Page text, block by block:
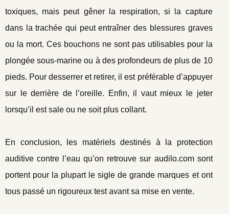
toxiques, mais peut gêner la respiration, si la capture
dans la trachée qui peut entraîner des blessures graves
ou la mort. Ces bouchons ne sont pas utilisables pour la
plongée sous-marine ou à des profondeurs de plus de 10
pieds. Pour desserrer et retirer, il est préférable d’appuyer
sur le derrière de l’oreille. Enfin, il vaut mieux le jeter
lorsqu’il est sale ou ne soit plus collant.
En conclusion, les matériels destinés à la protection
auditive contre l’eau qu’on retrouve sur audilo.com sont
portent pour la plupart le sigle de grande marques et ont
tous passé un rigoureux test avant sa mise en vente.